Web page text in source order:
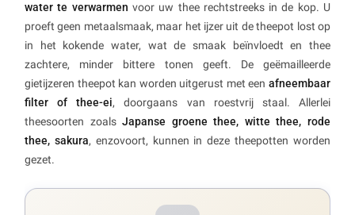
water te verwarmen voor uw thee rechtstreeks in de kop. U
proeft geen metaalsmaak, maar het ijzer uit de theepot lost op
in het kokende water, wat de smaak beïnvloedt en thee
zachtere, minder bittere tonen geeft. De geëmailleerde
gietijzeren theepot kan worden uitgerust met een afneembaar
filter of thee-ei, doorgaans van roestvrij staal. Allerlei
theesoorten zoalsJapanse groene thee, witte thee, rode
thee, sakura, enzovoort, kunnen in deze theepotten worden
gezet.